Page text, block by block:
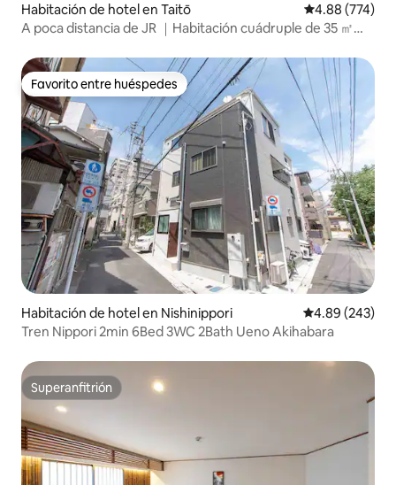
Habitación de hotel en Taitō Calificación
4.88 (774)
A poca distancia de JR ｜Habitación cuádruple de 35 ㎡｜2
Favorito entre huéspedes
Favorito entre huéspedes
Habitación de hotel en Nishinippori Calificación
4.89 (243)
Tren Nippori 2min 6Bed 3WC 2Bath Ueno Akihabara
Superanfitrión
Superanfitrión